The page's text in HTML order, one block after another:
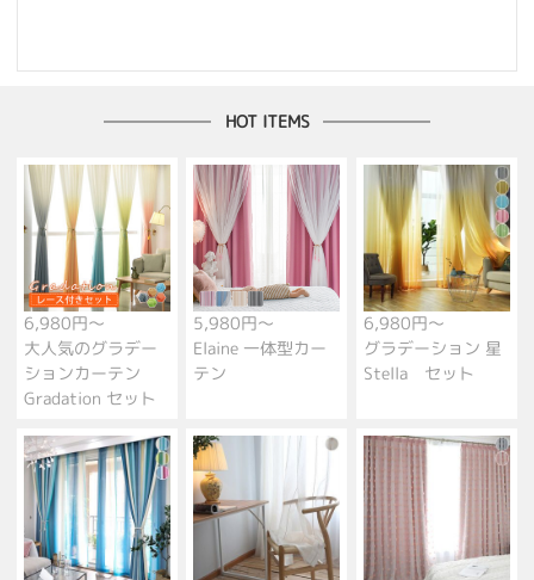
HOT ITEMS
6,980円～
大人気のグラデー
ションカーテン
Gradation セット
5,980円～
Elaine 一体型カー
テン
6,980円～
グラデーション 星
Stella セット